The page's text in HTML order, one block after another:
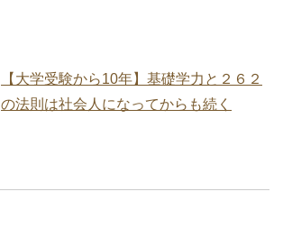
【大学受験から10年】基礎学力と２６２
の法則は社会人になってからも続く